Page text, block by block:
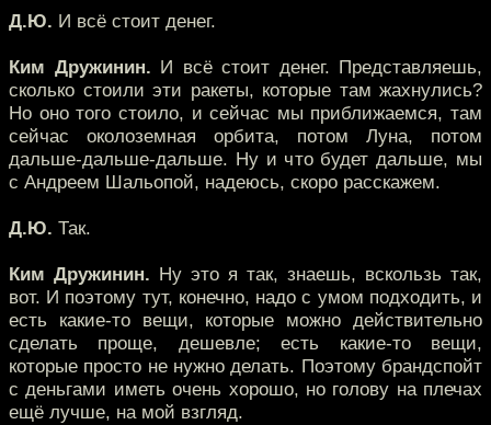
Д.Ю. И всё стоит денег.
Ким Дружинин. И всё стоит денег. Представляешь,
сколько стоили эти ракеты, которые там жахнулись?
Но оно того стоило, и сейчас мы приближаемся, там
сейчас околоземная орбита, потом Луна, потом
дальше-дальше-дальше. Ну и что будет дальше, мы
с Андреем Шальопой, надеюсь, скоро расскажем.
Д.Ю. Так.
Ким Дружинин. Ну это я так, знаешь, вскользь так,
вот. И поэтому тут, конечно, надо с умом подходить, и
есть какие-то вещи, которые можно действительно
сделать проще, дешевле; есть какие-то вещи,
которые просто не нужно делать. Поэтому брандспойт
с деньгами иметь очень хорошо, но голову на плечах
ещё лучше, на мой взгляд.